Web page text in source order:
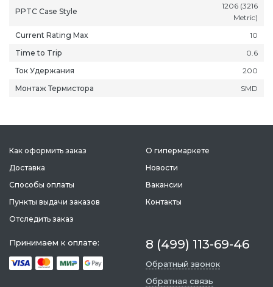
PPTC Case Style
1206 (3216
Metric)
Current Rating Max
10
Time to Trip
0.6
Ток Удержания
200
Монтаж Термистора
SMD
Как оформить заказ
Доставка
Способы оплаты
Пункты выдачи заказов
Отследить заказ
О гипермаркете
Новости
Вакансии
Контакты
Принимаем к оплате: 8 (499) 113-69-46
Обратный звонок
Обратная связь
Магнитогорск
Махачкала
Междуреченск
Мурманск
Новосибирск
Омск
Оренбург
Орёл
Петрозаводск
Саратов